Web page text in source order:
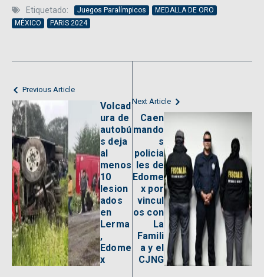
Etiquetado: Juegos Paralímpicos
MEDALLA DE ORO
MÉXICO
PARIS 2024
Previous Article
Volcad
ura de
autobú
s deja
al
menos
10
lesion
ados
en
Lerma
,
Edome
x
Next Article
Caen
mando
s
policia
les de
Edome
x por
vincul
os con
La
Famili
a y el
CJNG